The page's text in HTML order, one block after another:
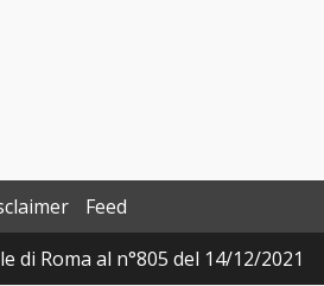
Feed
Roma al n°805 del 14/12/2021